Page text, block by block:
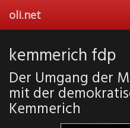
main
oli.net
kemmerich fdp
Der Umgang der
mit der
Kemmerich